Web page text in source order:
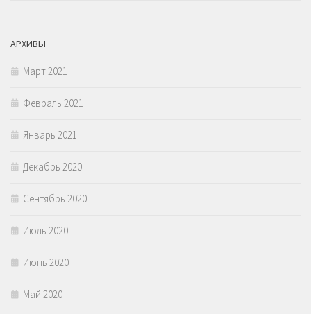
АРХИВЫ
Март 2021
Февраль 2021
Январь 2021
Декабрь 2020
Сентябрь 2020
Июль 2020
Июнь 2020
Май 2020